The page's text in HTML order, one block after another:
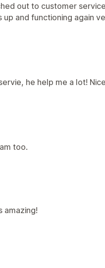
out to customer
up and functioning again
he help me a lot!
too.
amazing!